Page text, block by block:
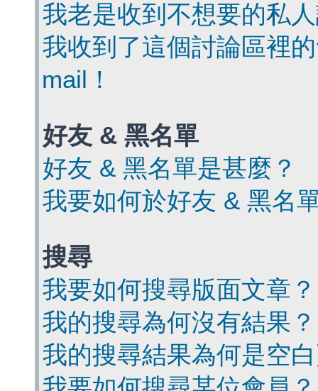
我老是收到不想要的私
我收到了這個討論區裡
mail！
好友 & 黑名單
好友 & 黑名單是甚麼？
我要如何於好友 & 黑名
搜尋
我要如何搜尋版面文章？
我的搜尋為何沒有結果？
我的搜尋結果為何是空